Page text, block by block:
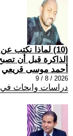
(10) لماذا نكتب
الذاكرة قبل أن
أحمد موسى قريعي
2026 / 8 / 9
دراسات وابحاث في